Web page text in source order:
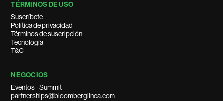
TÉRMINOS DE USO
Suscríbete
Política de privacidad
Términos de suscripción
Tecnología
T&C
NEGOCIOS
Eventos - Summit
partnerships@bloomberglinea.com